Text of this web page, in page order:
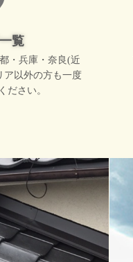
覧
・兵庫・奈良(近
ア以外の方も一度
ださい。